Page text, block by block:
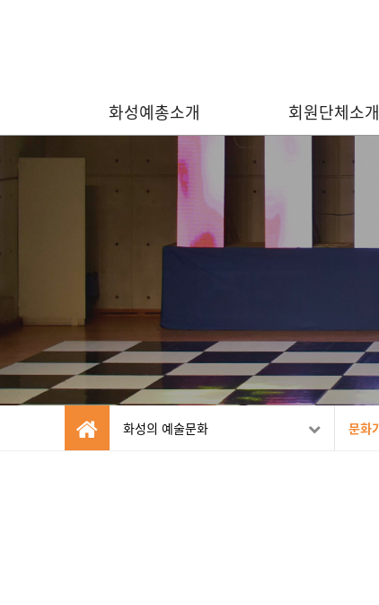
화성예총소개 회원단체소개
화성의 예술문화 문화